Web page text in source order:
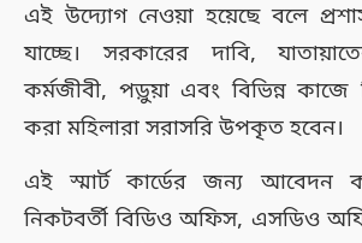
এই উদ্যোগ নেওয়া হয়েছে বলে
যাচ্ছে। সরকারের দাবি,
কর্মজীবী, পড়ুয়া এবং বিভিন্ন কাজে
করা মহিলারা সরাসরি উপকৃত হবেন।
এই স্মার্ট কার্ডের জন্য আবেদন
নিকটবর্তী বিডিও অফিস, এসডিও